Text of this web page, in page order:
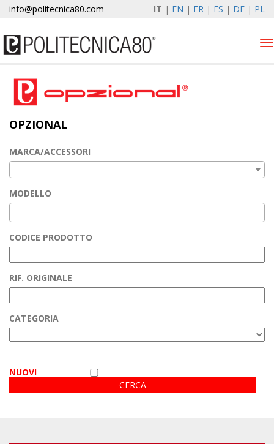
info@politecnica80.com IT | EN | FR | ES | DE | PL
Elewind
Registrazione garanzia
Contatti
OPZIONAL
MARCA/ACCESSORI
-
MODELLO
CODICE PRODOTTO
RIF. ORIGINALE
CATEGORIA
NUOVI